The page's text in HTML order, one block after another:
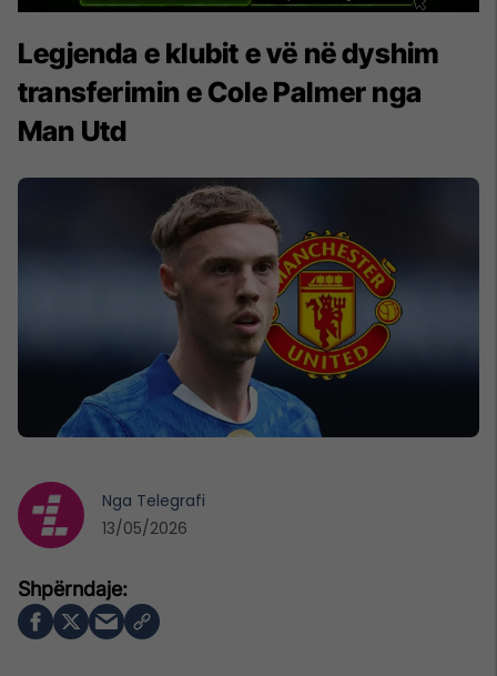
Legjenda e klubit e vë në dyshim
transferimin e Cole Palmer nga
Man Utd
Nga Telegrafi
13/05/2026